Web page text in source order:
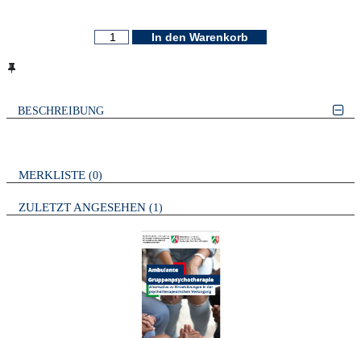
In den Warenkorb
BESCHREIBUNG
AUF
VERMERKTE-
ZULETZT
MERKLISTE 0 BROSCHÜREN
ZULETZT ANGESEHEN 1 BROSCHÜREN